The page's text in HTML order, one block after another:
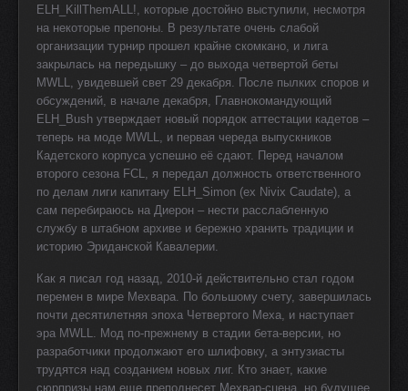
ELH_KillThemALL!, которые достойно выступили, несмотря
на некоторые препоны. В результате очень слабой
организации турнир прошел крайне скомкано, и лига
закрылась на передышку – до выхода четвертой беты
MWLL, увидевшей свет 29 декабря. После пылких споров и
обсуждений, в начале декабря, Главнокомандующий
ELH_Bush утверждает новый порядок аттестации кадетов –
теперь на моде MWLL, и первая череда выпускников
Кадетского корпуса успешно её сдают. Перед началом
второго сезона FCL, я передал должность ответственного
по делам лиги капитану ELH_Simon (ex Nivix Caudate), а
сам перебираюсь на Диерон – нести расслабленную
службу в штабном архиве и бережно хранить традиции и
историю Эриданской Кавалерии.
Как я писал год назад, 2010-й действительно стал годом
перемен в мире Мехвара. По большому счету, завершилась
почти десятилетняя эпоха Четвертого Меха, и наступает
эра MWLL. Мод по-прежнему в стадии бета-версии, но
разработчики продолжают его шлифовку, а энтузиасты
трудятся над созданием новых лиг. Кто знает, какие
сюрпризы нам еще преподнесет Мехвар-сцена, но будущее